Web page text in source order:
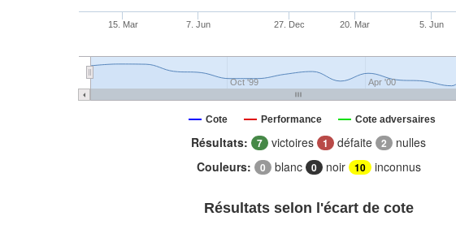
Cote Performance Cote adversaires
27. Dec 20. Mar 5. Jun
15. Mar 7. Jun
Oct '99 Apr '00
Résultats: 7 victoires 1 défaite 2
nulles
Couleurs:
0 blanc 0 noir 10 inconnus
Résultats selon l'écart de cote